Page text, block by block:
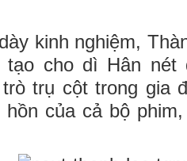
kinh nghiệm,
cho dì Hân nét
trụ cột trong gia
của cả bộ